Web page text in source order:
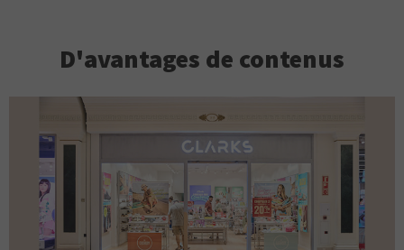
D'avantages de contenus